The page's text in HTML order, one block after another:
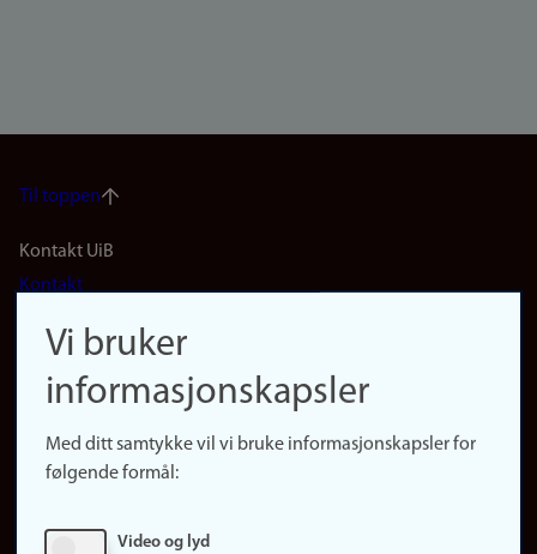
Til toppen
Footer
(no)
Kontakt UiB
Kontakt
Finn forsker
Presse
Finn studier
Ledige stillinger
Vi bruker
informasjonskapsler
Med ditt samtykke vil vi bruke informasjonskapsler for
følgende formål:
Video og lyd